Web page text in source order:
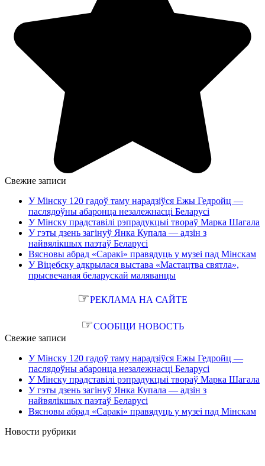
Свежие записи
У Мінску 120 гадоў таму нарадзіўся Ежы Гедройц —
паслядоўны абаронца незалежнасці Беларусі
У Мінску прадставілі рэпрадукцыі твораў Марка Шагала
У гэты дзень загінуў Янка Купала — адзін з
найвялікшых паэтаў Беларусі
Вясновы абрад «Саракі» правядуць у музеі пад Мінскам
У Віцебску адкрылася выстава «Мастацтва святла»,
прысвечаная беларускай маляванцы
☞РЕКЛАМА НА САЙТЕ
☞СООБЩИ НОВОСТЬ
Свежие записи
У Мінску 120 гадоў таму нарадзіўся Ежы Гедройц —
паслядоўны абаронца незалежнасці Беларусі
У Мінску прадставілі рэпрадукцыі твораў Марка Шагала
У гэты дзень загінуў Янка Купала — адзін з
найвялікшых паэтаў Беларусі
Вясновы абрад «Саракі» правядуць у музеі пад Мінскам
Новости рубрики